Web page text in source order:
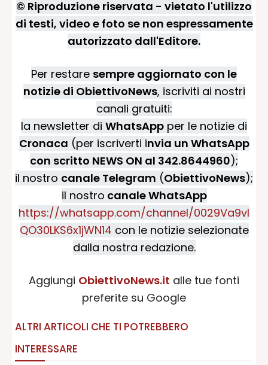
© Riproduzione riservata - vietato l'utilizzo
di testi, video e foto se non espressamente
autorizzato dall'Editore.
Per restare sempre aggiornato con le
notizie di ObiettivoNews, iscriviti ai nostri
canali gratuiti:
la newsletter di WhatsApp per le notizie di
Cronaca (per iscriverti invia un WhatsApp
con scritto NEWS ON al 342.8644960);
il nostro canale Telegram (ObiettivoNews);
il nostro canale WhatsApp
https://whatsapp.com/channel/0029Va9vI
QO30LKS6x1jWN14 con le notizie selezionate
dalla nostra redazione.
Aggiungi ObiettivoNews.it alle tue fonti
preferite su Google
ALTRI ARTICOLI CHE TI POTREBBERO
INTERESSARE